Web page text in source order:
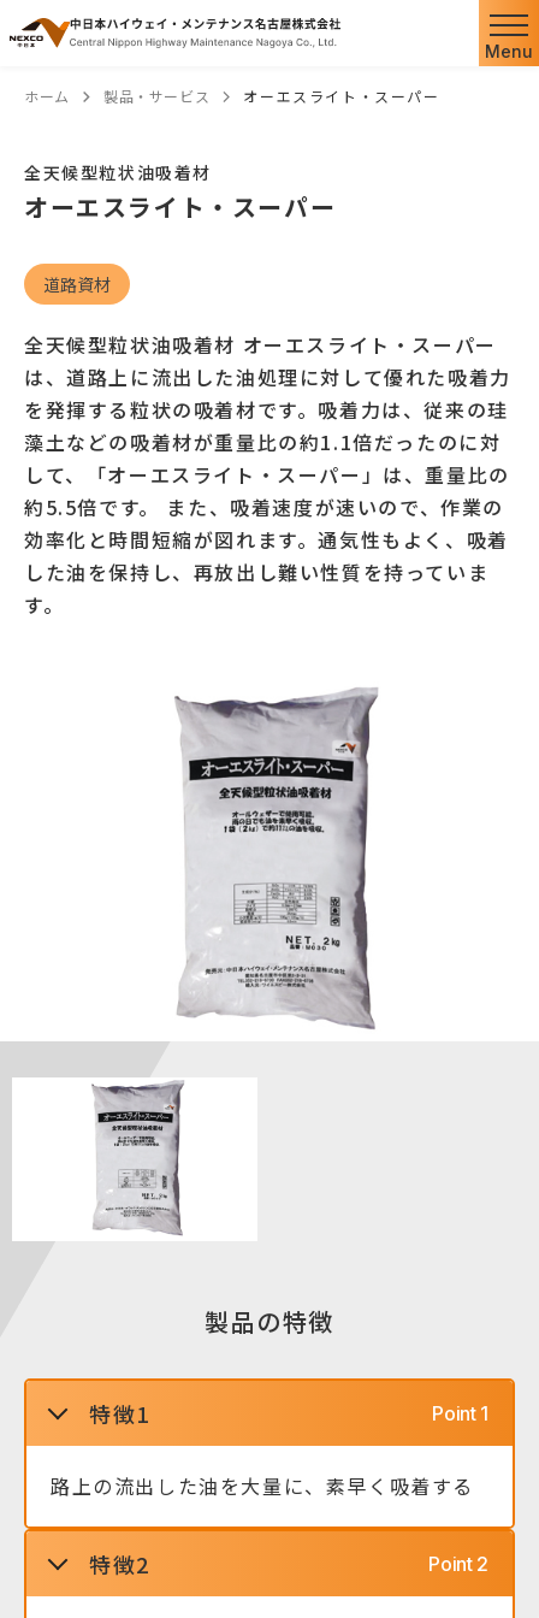
Menu
ホーム 製品・サービス オーエスライト・スーパー
全天候型粒状油吸着材
オーエスライト・スーパー
道路資材
全天候型粒状油吸着材 オーエスライト・スーパー
は、道路上に流出した油処理に対して優れた吸着力
を発揮する粒状の吸着材です。吸着力は、従来の珪
藻土などの吸着材が重量比の約1.1倍だったのに対
して、「オーエスライト・スーパー」は、重量比の
約5.5倍です。 また、吸着速度が速いので、作業の
効率化と時間短縮が図れます。通気性もよく、吸着
した油を保持し、再放出し難い性質を持っていま
す。
製品の特徴
特徴1
路上の流出した油を大量に、素早く吸着する
特徴2